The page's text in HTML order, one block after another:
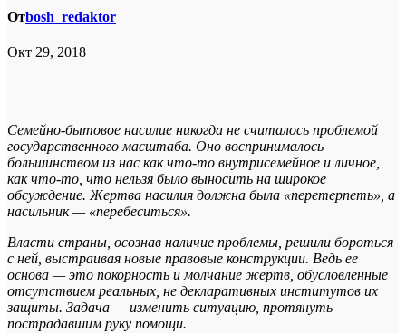
Отbosh_redaktor
Окт 29, 2018
Семейно-бытовое насилие никогда не считалось проблемой
государственного масштаба. Оно воспринималось
большинством из нас как что-то внутрисемейное и личное,
как что-то, что нельзя было выносить на широкое
обсуждение. Жертва насилия должна была «перетерпеть», а
насильник — «перебеситься».
Власти страны, осознав наличие проблемы, решили бороться
с ней, выстраивая новые правовые конструкции. Ведь ее
основа — это покорность и молчание жертв, обусловленные
отсутствием реальных, не декларативных институтов их
защиты. Задача — изменить ситуацию, протянуть
пострадавшим руку помощи.